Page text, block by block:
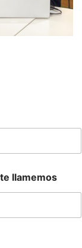
llamemos